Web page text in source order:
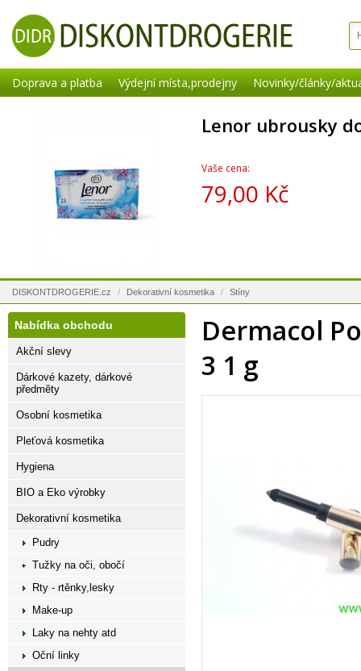
Doprava a platba Výdejní místa,prodejny Novinky/články/
Lenor ubrousky
Vaše cena:
79,00 Kč
DISKONTDROGERIE.cz / Dekorativní kosmetika / Stíny
Dermacol
3 1 g
Nabídka obchodu
Akční slevy
Dárkové kazety, dárkové
předměty
Osobní kosmetika
Pleťová kosmetika
Hygiena
BIO a Eko výrobky
Dekorativní kosmetika
Pudry
Tužky na oči, obočí
Rty - rtěnky,lesky
Make-up
Laky na nehty atd
Oční linky